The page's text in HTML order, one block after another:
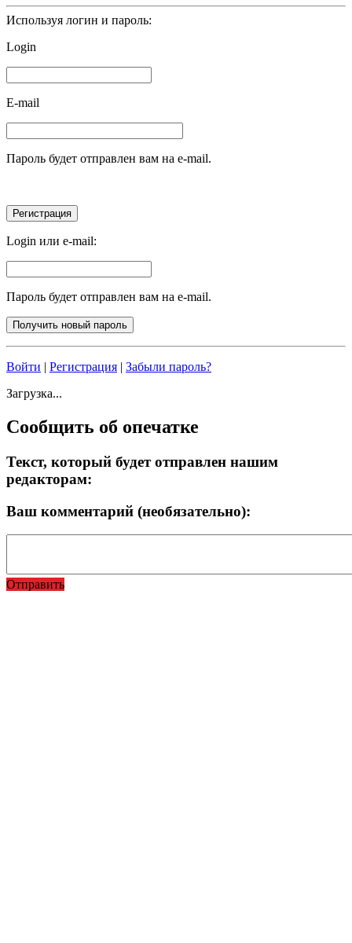
Используя логин и пароль:
Login
E-mail
Пароль будет отправлен вам на e-mail.
Login или e-mail:
Пароль будет отправлен вам на e-mail.
Войти | Регистрация | Забыли пароль?
Загрузка...
Сообщить об опечатке
Текст, который будет отправлен нашим
редакторам:
Ваш комментарий (необязательно):
Отправить